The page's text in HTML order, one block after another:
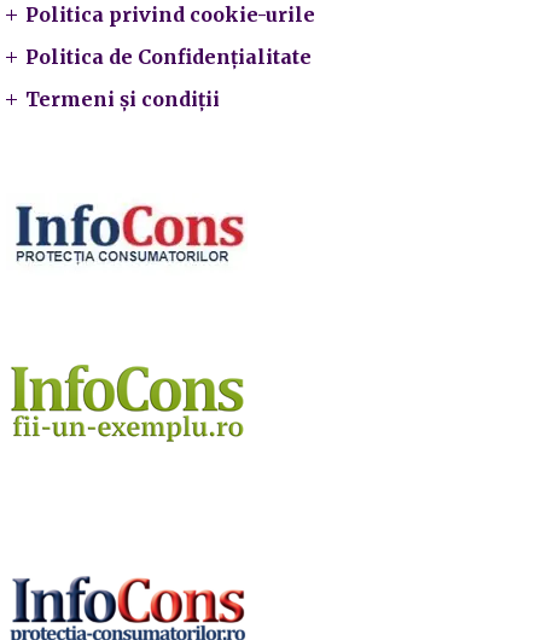
Politica privind cookie-urile
Politica de Confidențialitate
Termeni și condiții